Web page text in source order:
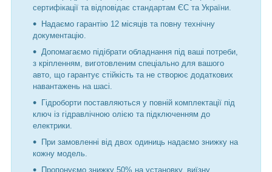
сертифікації та відповідає стандартам ЄС та України.
Надаємо гарантію 12 місяців та повну технічну
документацію.
Допомагаємо підібрати обладнання під ваші потреби,
з кріпленням, виготовленим спеціально для вашого
авто, що гарантує стійкість та не створює додаткових
навантажень на шасі.
Гідроборти поставляються у повній комплектації під
ключ із гідравлічною олією та підключенням до
електрики.
При замовленні від двох одиниць надаємо знижку на
кожну модель.
Пропонуємо знижку 50% на установку, виїзну